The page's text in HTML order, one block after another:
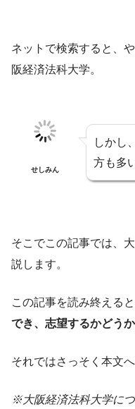
ネットで検索すると、
阪経済法科大学。
せしみん
しかし
方も多
そこでこの記事では、
説します。
この記事を読み終えると
でき、志望するかどう
それではさっそく本文
※大阪経済法科大学に